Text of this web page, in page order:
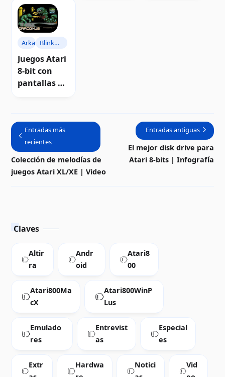
8-bits |
Descarga
ArkanoidBlinky's
Scary
Juegos Atari
8-bit con
pantallas de
Entradas más
recientes
Colección de melodías de
juegos Atari XL/XE | Video
Entradas antiguas
El mejor disk drive para
Atari 8-bits | Infografía
Claves
Altir
ra
Andr
oid
Atari8
00
Atari800Ma
cX
Atari800WinP
Lus
Emulado
res
Entrevist
as
Especial
es
Extr
Hardwa
Notici
Vid